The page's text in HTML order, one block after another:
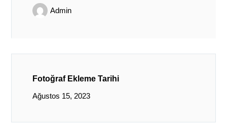
Admin
Fotoğraf Ekleme Tarihi
Ağustos 15, 2023